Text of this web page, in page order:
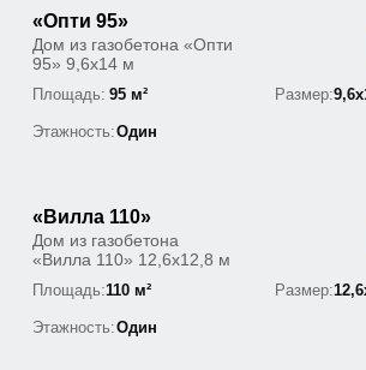
«Опти 95»
Дом из газобетона «Опти
95» 9,6х14 м
Площадь: 95 м² Размер:
Этажность:Один
«Вилла 110»
Дом из газобетона
«Вилла 110» 12,6х12,8 м
Площадь:110 м² Размер:
Этажность:Один